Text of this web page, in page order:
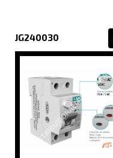
JG240030